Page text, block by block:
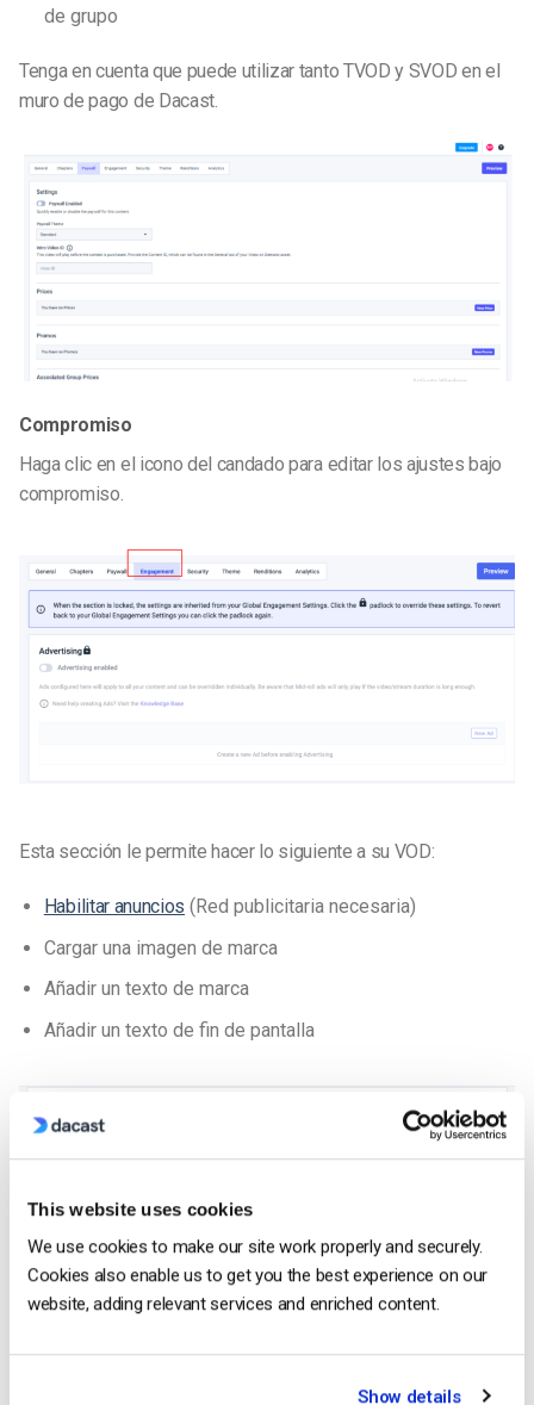
This website uses cookies
We use cookies to make our site work properly and securely.
Cookies also enable us to get you the best experience on our
website, adding relevant services and enriched content.
Show details
de grupo
Tenga en cuenta que puede utilizar tanto TVOD y SVOD en el
muro de pago de Dacast.
Compromiso
Haga clic en el icono del candado para editar los ajustes bajo
compromiso.
Esta sección le permite hacer lo siguiente a su VOD:
Habilitar anuncios (Red publicitaria necesaria)
Cargar una imagen de marca
Añadir un texto de marca
Añadir un texto de fin de pantalla